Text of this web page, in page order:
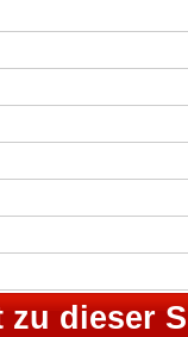
dieser